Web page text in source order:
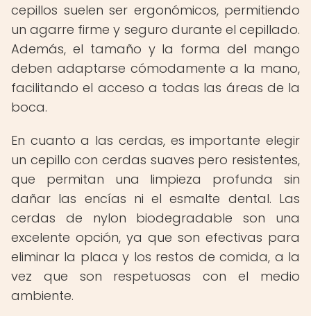
cepillos suelen ser ergonómicos, permitiendo
un agarre firme y seguro durante el cepillado.
Además, el tamaño y la forma del mango
deben adaptarse cómodamente a la mano,
facilitando el acceso a todas las áreas de la
boca.
En cuanto a las cerdas, es importante elegir
un cepillo con cerdas suaves pero resistentes,
que permitan una limpieza profunda sin
dañar las encías ni el esmalte dental. Las
cerdas de nylon biodegradable son una
excelente opción, ya que son efectivas para
eliminar la placa y los restos de comida, a la
vez que son respetuosas con el medio
ambiente.